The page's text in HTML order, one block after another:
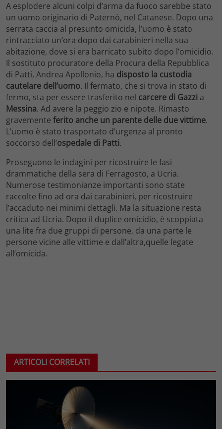
A esplodere alcuni colpi d’arma da fuoco sarebbe stato
un uomo originario di Paternò, nel Catanese. Dopo una
serrata caccia al presunto omicida, l’uomo è stato
rintracciato un’ora dopo dai carabinieri nella sua
abitazione, dove si era barricato subito dopo l’omicidio.
Il sostituto procuratore della Procura della Repubblica
di Patti, Andrea Apollonio, ha disposto la custodia
cautelare dell’uomo. Il fermato, che si trova in stato di
fermo, sta per essere trasferito nel carcere di Gazzi a
Messina. Ad avere la peggio zio e nipote. Rimasto
gravemente ferito anche un parente delle due vittime.
L’uomo è stato trasportato d’urgenza al pronto
soccorso dell’ospedale di Patti.
Proseguono le indagini per ricostruire le fasi
drammatiche della sera di Ferragosto, a Ucria.
Numerose testimonianze importanti sono state
raccolte fino ad ora dai carabinieri, per ricostruire
l’accaduto nei minimi dettagli. Ma la situazione resta
critica ad Ucria. Dopo il duplice omicidio, è scoppiata
una lite fra due gruppi di persone, da una parte le
persone vicine alle vittime e dall’altra,quelle legate
all’omicida.
ARTICOLI CORRELATI